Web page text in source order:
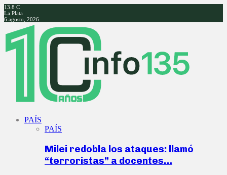
13.8 C
La Plata
6 agosto, 2026
Facebook
Twitter
Instagram
Youtube
PAÍS
PAÍS
Milei redobla los ataques: llamó
“terroristas” a docentes…